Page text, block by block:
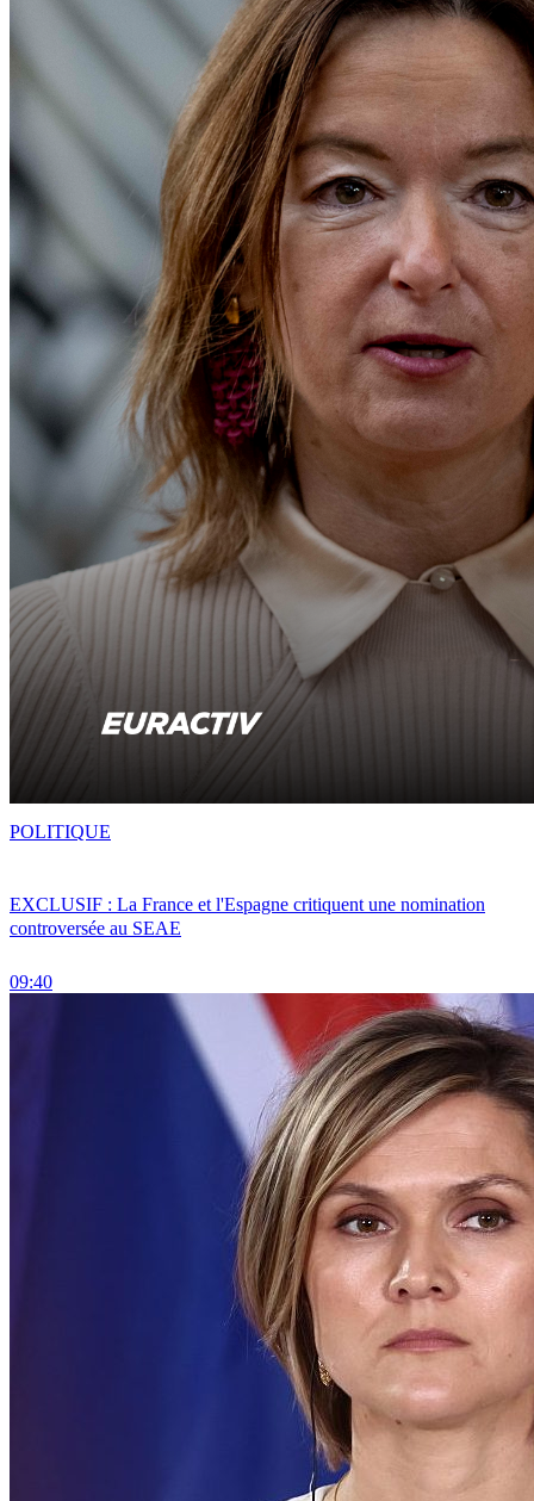
EXCLUSIF : La France et l'Espagne critiquent une nomination
controversée au SEAE
09:40
POLITIQUE